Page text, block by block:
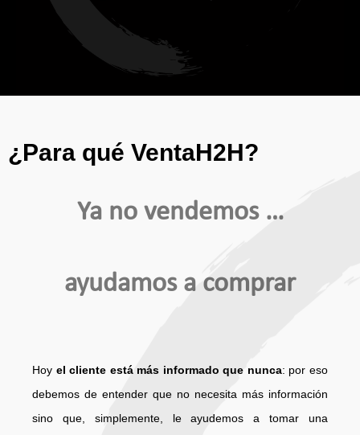
¿Para qué VentaH2H?
Ya no vendemos …
ayudamos a comprar
Hoy el cliente está más informado que nunca: por eso
debemos de entender que no necesita más información
sino que, simplemente, le ayudemos a tomar una